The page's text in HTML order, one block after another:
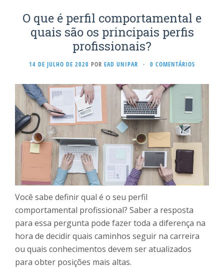
O que é perfil comportamental e
quais são os principais perfis
profissionais?
14 DE JULHO DE 2020 POR EAD UNIPAR · 0 COMENTÁRIOS
Você sabe definir qual é o seu perfil
comportamental profissional? Saber a resposta
para essa pergunta pode fazer toda a diferença na
hora de decidir quais caminhos seguir na carreira
ou quais conhecimentos devem ser atualizados
para obter posições mais altas.